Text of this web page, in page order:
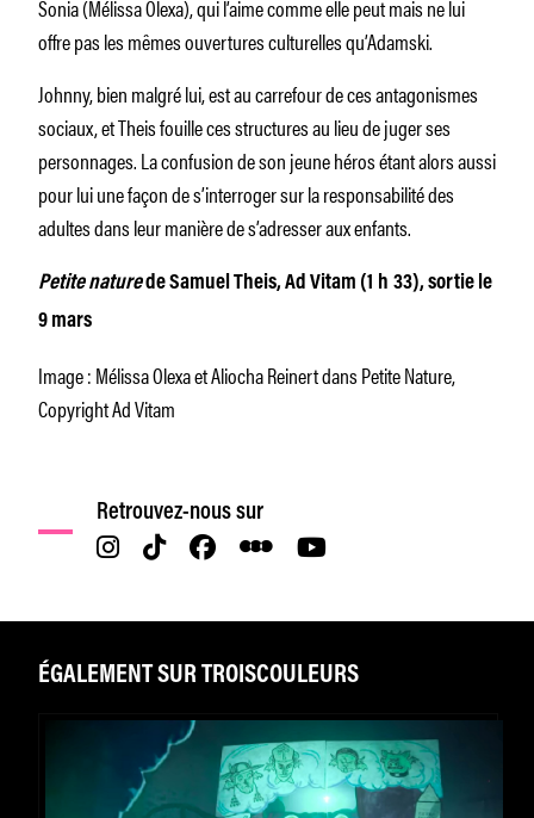
Sonia (Mélissa Olexa), qui l’aime comme elle peut mais ne lui
offre pas les mêmes ouvertures culturelles qu’Adamski.
Johnny, bien malgré lui, est au carrefour de ces antagonismes
sociaux, et Theis fouille ces structures au lieu de juger ses
personnages. La confusion de son jeune héros étant alors aussi
pour lui une façon de s’interroger sur la responsabilité des
adultes dans leur manière de s’adresser aux enfants.
Petite naturede Samuel Theis, Ad Vitam (1 h 33), sortie le
9 mars
Image : Mélissa Olexa et Aliocha Reinert dans Petite Nature,
Copyright Ad Vitam
Retrouvez-nous sur
ÉGALEMENT SUR TROISCOULEURS